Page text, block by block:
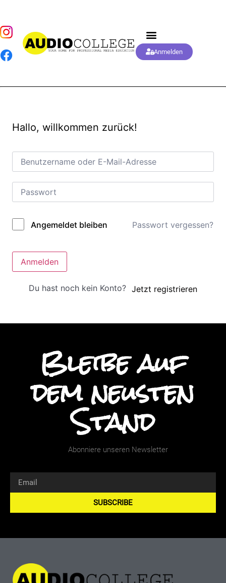
Anmelden
Hallo, willkommen zurück!
Alternative:
Angemeldet bleiben Passwort vergessen?
Anmelden
Du hast noch kein Konto? Jetzt registrieren
Bleibe auf
dem neusten
Stand
Abonniere unseren Newsletter
SUBSCRIBE